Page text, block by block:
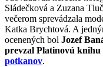
Sládečková a Zuzana
večerom sprevádzala
Katka Brychtová. A
ocenených bol Jozef
prevzal Platinovú knihu
potkanov.